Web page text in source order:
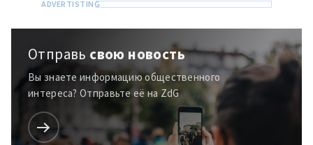
Отправь свою новость
Вы знаете информацию общественного
интереса? Отправьте её на ZdG